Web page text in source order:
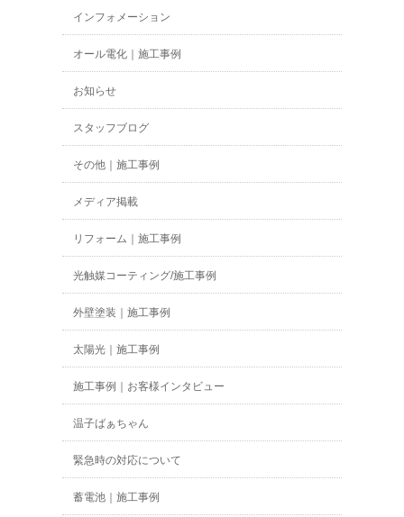
インフォメーション
オール電化｜施工事例
お知らせ
スタッフブログ
その他｜施工事例
メディア掲載
リフォーム｜施工事例
光触媒コーティング/施工事例
外壁塗装｜施工事例
太陽光｜施工事例
施工事例｜お客様インタビュー
温子ばぁちゃん
緊急時の対応について
蓄電池｜施工事例